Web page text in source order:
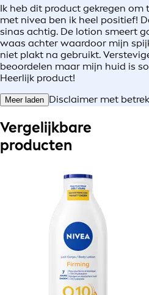
Ik heb dit product gekregen om
met nivea ben ik heel positief!
sinas achtig. De lotion smeert
waas achter waardoor mijn
niet plakt na gebruikt.
beoordelen maar mijn huid is
Heerlijk product!
Meer laden Disclaimer met
Vergelijkbare
producten